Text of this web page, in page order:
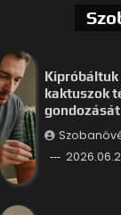
Kipróbáltuk
kaktuszok
gondozását